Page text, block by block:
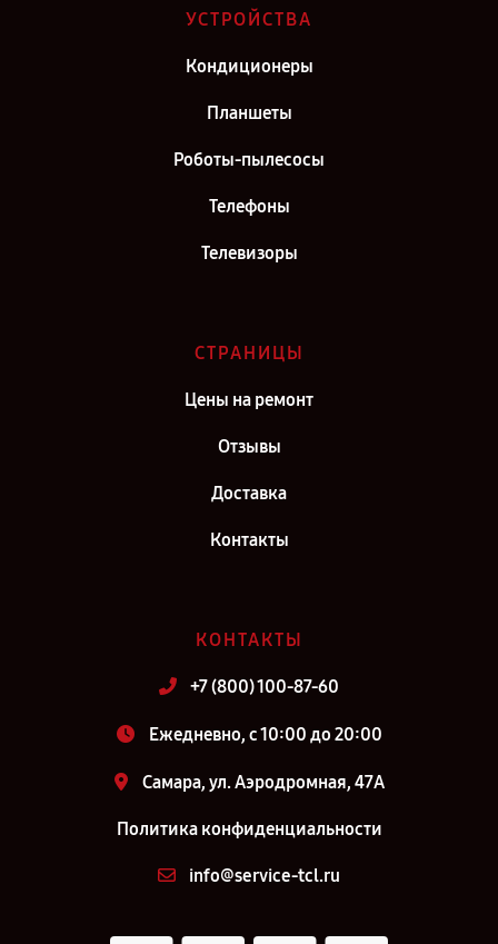
Ремонт телефона TCL 20 SE 128GB в г. Киров
Ремонт телефона TCL 20 SE 128GB в г. Санкт-Петербург
УСТРОЙСТВА
Кондиционеры
Планшеты
Роботы-пылесосы
Телефоны
Телевизоры
СТРАНИЦЫ
Цены на ремонт
Отзывы
Доставка
Контакты
КОНТАКТЫ
+7 (800) 100-87-60
Ежедневно, с 10:00 до 20:00
Самара, ул. Аэродромная, 47А
Политика конфиденциальности
info@service-tcl.ru